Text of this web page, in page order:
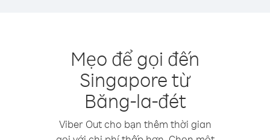
Mẹo để gọi đến
Singapore từ
Băng-la-đét
Viber Out cho bạn thêm thời gian